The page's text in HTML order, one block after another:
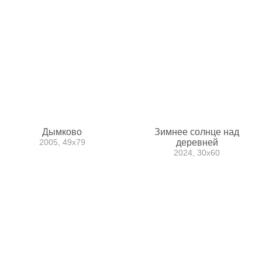
Дымково
2005, 49x79
Зимнее солнце над
деревней
2024, 30x60